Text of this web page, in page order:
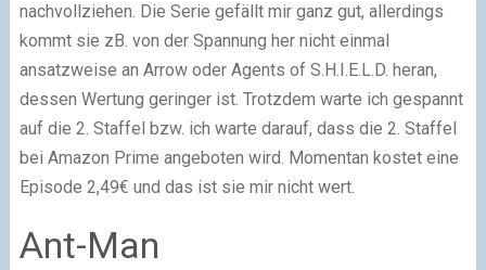
nachvollziehen. Die Serie gefällt mir ganz gut, allerdings
kommt sie zB. von der Spannung her nicht einmal
ansatzweise an Arrow oder Agents of S.H.I.E.L.D. heran,
dessen Wertung geringer ist. Trotzdem warte ich gespannt
auf die 2. Staffel bzw. ich warte darauf, dass die 2. Staffel
bei Amazon Prime angeboten wird. Momentan kostet eine
Episode 2,49€ und das ist sie mir nicht wert.
Ant-Man